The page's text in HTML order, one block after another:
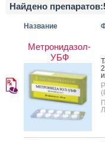
Найдено препаратов:
Название
Метронидазол-
УБФ